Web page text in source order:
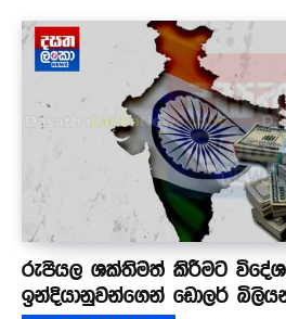
රුපියල ශක්තිමත් කිරීමට
ඉන්දියානුවන්ගෙන් ඩොලර්